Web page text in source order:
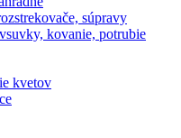
súpravy
kovanie, potrubie
kvetov